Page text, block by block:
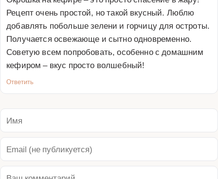
Рецепт очень простой, но такой вкусный. Люблю
добавлять побольше зелени и горчицу для остроты.
Получается освежающе и сытно одновременно.
Советую всем попробовать, особенно с домашним
кефиром – вкус просто волшебный!
Ответить